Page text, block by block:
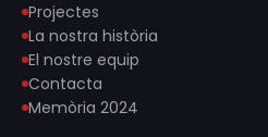
Projectes
La nostra història
El nostre equip
Contacta
Memòria 2024